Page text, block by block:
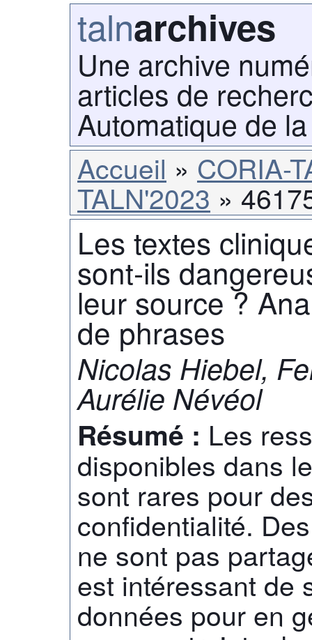
talnarchives
Une archive
articles de
Automatique de
Accueil CORIA-
TALN'2023
Les textes
sont-ils
leur source ?
de phrases
Nicolas Hiebel,
Aurélie Névéol
Résumé : Les
disponibles dans
sont rares pour
confidentialité.
ne sont pas
est intéressant de
données pour en